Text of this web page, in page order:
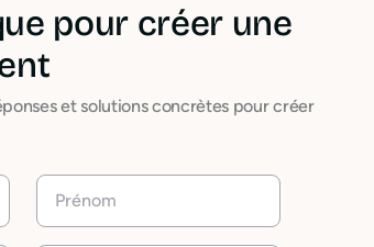
pour créer une
et solutions concrètes pour créer